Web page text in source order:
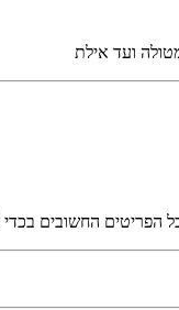
ועד אילת
הפריטים החשובים בכדי